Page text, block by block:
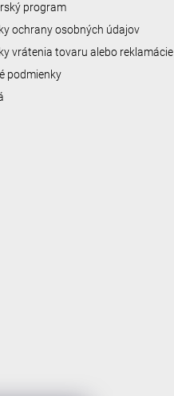
program
ochrany osobných údajov
vrátenia tovaru alebo reklamácie
podmienky